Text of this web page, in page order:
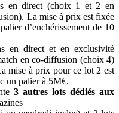
en direct (choix 1 et 2 en
La mise à prix est fixée
d’enchérissement de 10
en direct et en exclusivité
en co-diffusion (choix 4)
mise à prix pour ce lot 2 est
un palier à 5M€.
3 autres lots dédiés aux